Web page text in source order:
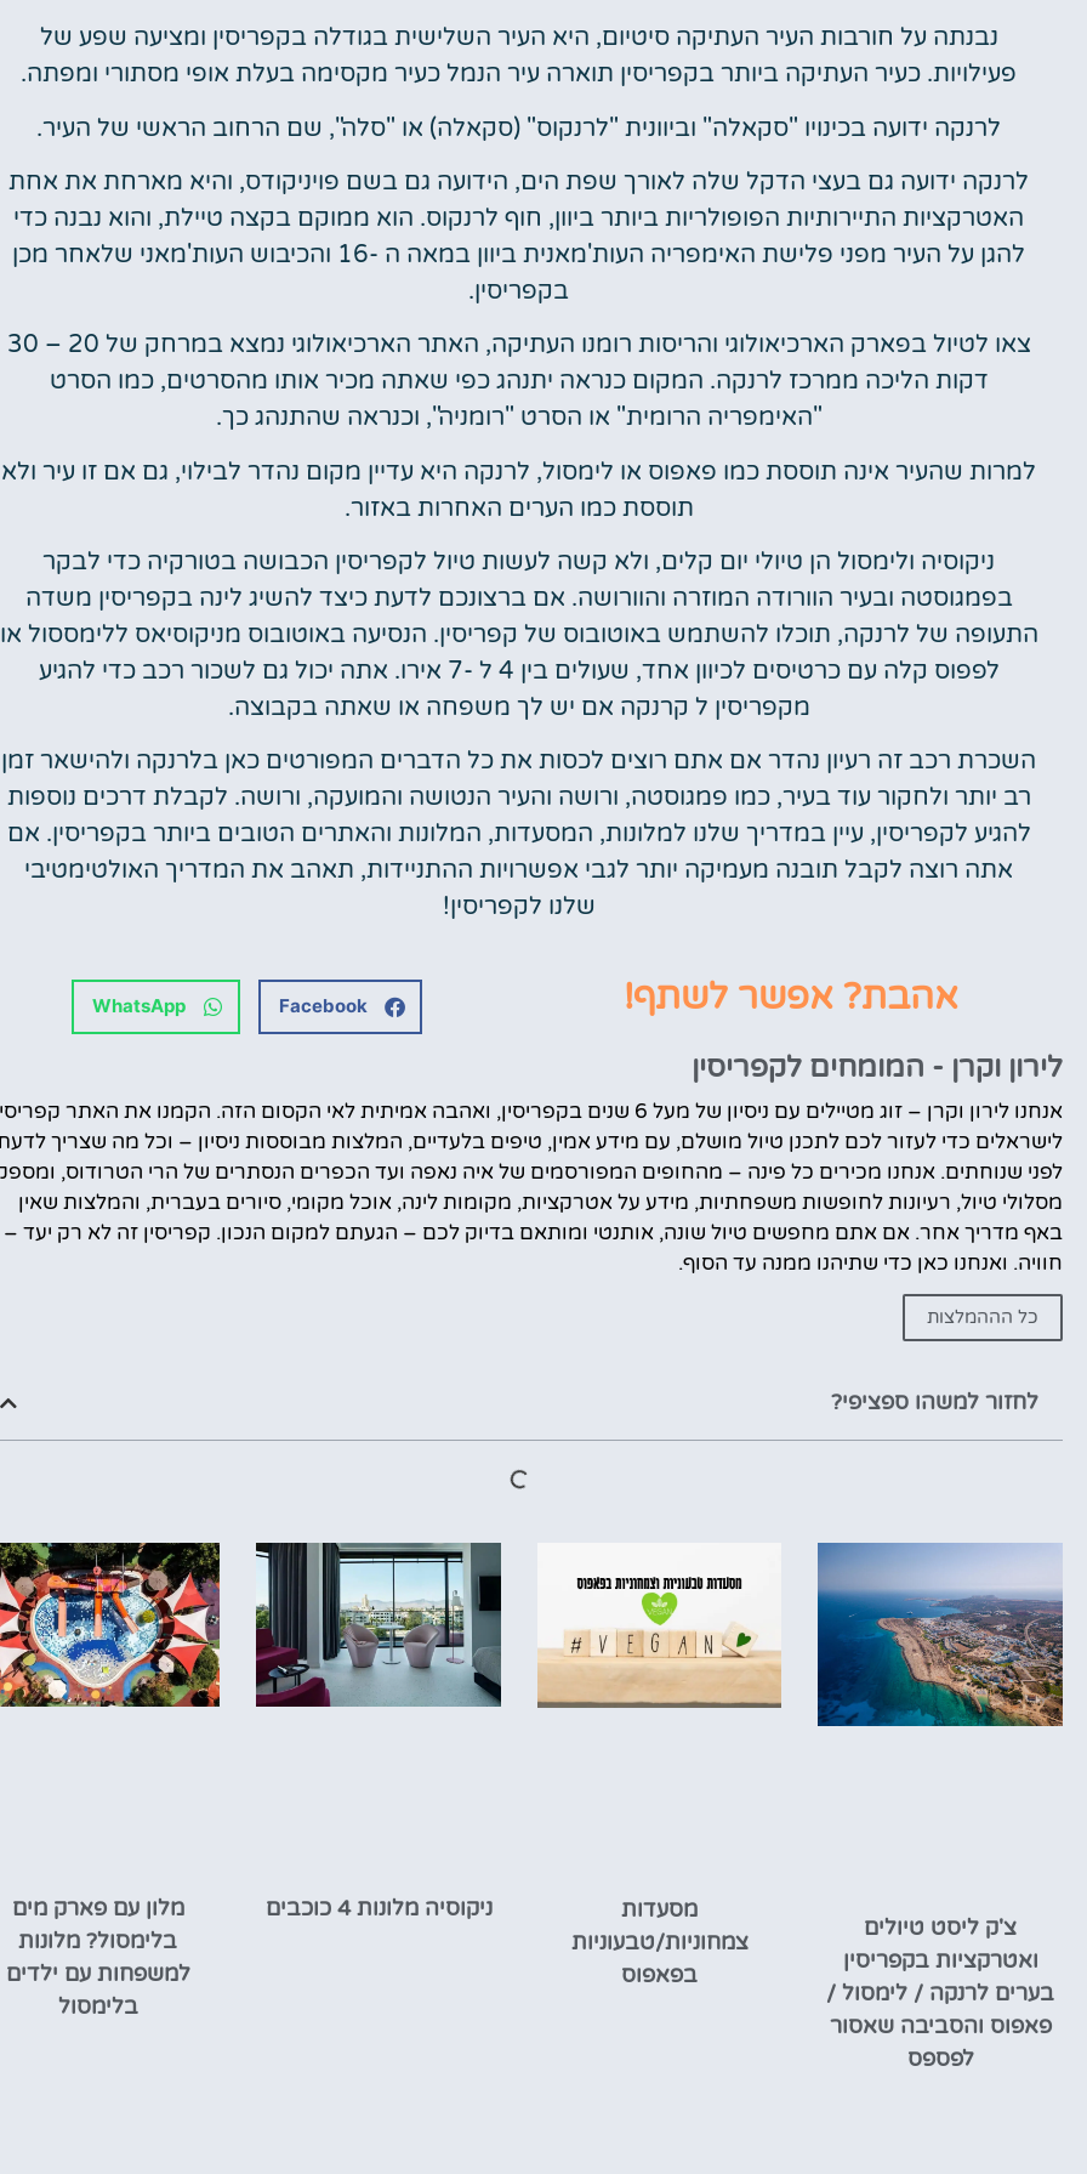
נבנתה על חורבות העיר העתיקה סיטיום, היא העיר השלישית בגודלה בקפריסין ומציעה שפע של
פעילויות. כעיר העתיקה ביותר בקפריסין תוארה עיר הנמל כעיר מקסימה בעלת אופי מסתורי ומפתה.
לרנקה ידועה בכינויו "סקאלה" וביוונית "לרנקוס" (סקאלה) או "סלה", שם הרחוב הראשי של העיר.
לרנקה ידועה גם בעצי הדקל שלה לאורך שפת הים, הידועה גם בשם פויניקודס, והיא מארחת את אחת
האטרקציות התיירותיות הפופולריות ביותר ביוון, חוף לרנקוס. הוא ממוקם בקצה טיילת, והוא נבנה כדי
להגן על העיר מפני פלישת האימפריה העות'מאנית ביוון במאה ה -16 והכיבוש העות'מאני שלאחר מכן
בקפריסין.
צאו לטיול בפארק הארכיאולוגי והריסות רומנו העתיקה, האתר הארכיאולוגי נמצא במרחק של 20 – 30
דקות הליכה ממרכז לרנקה. המקום כנראה יתנהג כפי שאתה מכיר אותו מהסרטים, כמו הסרט
"האימפריה הרומית" או הסרט "רומניה", וכנראה שהתנהג כך.
למרות שהעיר אינה תוססת כמו פאפוס או לימסול, לרנקה היא עדיין מקום נהדר לבילוי, גם אם זו עיר ולא
תוססת כמו הערים האחרות באזור.
ניקוסיה ולימסול הן טיולי יום קלים, ולא קשה לעשות טיול לקפריסין הכבושה בטורקיה כדי לבקר
בפמגוסטה ובעיר הוורודה המוזרה והוורושה. אם ברצונכם לדעת כיצד להשיג לינה בקפריסין משדה
התעופה של לרנקה, תוכלו להשתמש באוטובוס של קפריסין. הנסיעה באוטובוס מניקוסיאס ללימססול או
לפפוס קלה עם כרטיסים לכיוון אחד, שעולים בין 4 ל -7 אירו. אתה יכול גם לשכור רכב כדי להגיע
מקפריסין ל קרנקה אם יש לך משפחה או שאתה בקבוצה.
השכרת רכב זה רעיון נהדר אם אתם רוצים לכסות את כל הדברים המפורטים כאן בלרנקה ולהישאר זמן
רב יותר ולחקור עוד בעיר, כמו פמגוסטה, ורושה והעיר הנטושה והמועקה, ורושה. לקבלת דרכים נוספות
להגיע לקפריסין, עיין במדריך שלנו למלונות, המסעדות, המלונות והאתרים הטובים ביותר בקפריסין. אם
אתה רוצה לקבל תובנה מעמיקה יותר לגבי אפשרויות ההתניידות, תאהב את המדריך האולטימטיבי
שלנו לקפריסין!
אהבת? אפשר לשתף! Facebook
WhatsApp
לירון וקרן - המומחים לקפריסין
אנחנו לירון וקרן – זוג מטיילים עם ניסיון של מעל 6 שנים בקפריסין, ואהבה אמיתית לאי הקסום הזה. הקמנו את האתר
לישראלים כדי לעזור לכם לתכנן טיול מושלם, עם מידע אמין, טיפים בלעדיים, המלצות מבוססות ניסיון – וכל מה שצריך
לפני שנוחתים. אנחנו מכירים כל פינה – מהחופים המפורסמים של איה נאפה ועד הכפרים הנסתרים של הרי הטרודוס,
מסלולי טיול, רעיונות לחופשות משפחתיות, מידע על אטרקציות, מקומות לינה, אוכל מקומי, סיורים בעברית, והמלצות שאין
באף מדריך אחר. אם אתם מחפשים טיול שונה, אותנטי ומותאם בדיוק לכם – הגעתם למקום הנכון. קפריסין זה לא רק יעד –
חוויה. ואנחנו כאן כדי שתיהנו ממנה עד הסוף.
כל הההמלצות
לחזור למשהו ספציפי?
צ'ק ליסט טיולים
ואטרקציות בקפריסין
בערים לרנקה / לימסול /
פאפוס והסביבה שאסור
לפספס
מסעדות
צמחוניות/טבעוניות
בפאפוס
ניקוסיה מלונות 4 כוכבים
מלון עם פארק מים
בלימסול? מלונות
למשפחות עם ילדים
בלימסול